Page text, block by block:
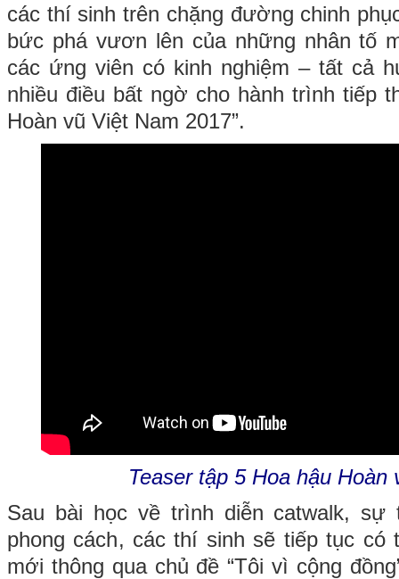
các thí sinh trên chặng đường chinh
bức phá vươn lên của những nhân tố
các ứng viên có kinh nghiệm – tất cả
nhiều điều bất ngờ cho hành trình tiếp
Hoàn vũ Việt Nam 2017”.
Teaser tập 5 Hoa hậu Hoàn
Sau bài học về trình diễn catwalk, sự
phong cách, các thí sinh sẽ tiếp tục có
mới thông qua chủ đề “Tôi vì cộng